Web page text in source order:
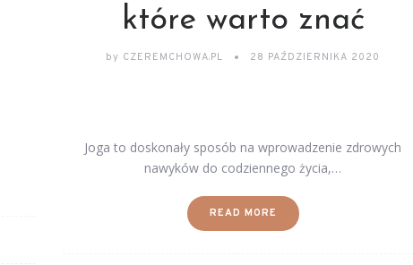
które warto znać
by CZEREMCHOWA.PL 28 PAŹDZIERNIKA 2020
Joga to doskonały sposób na wprowadzenie zdrowych
nawyków do codziennego życia,…
READ MORE